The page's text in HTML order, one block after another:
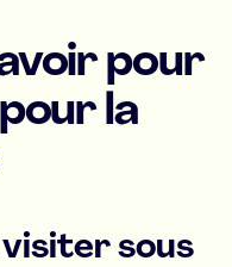
pour
la
sous